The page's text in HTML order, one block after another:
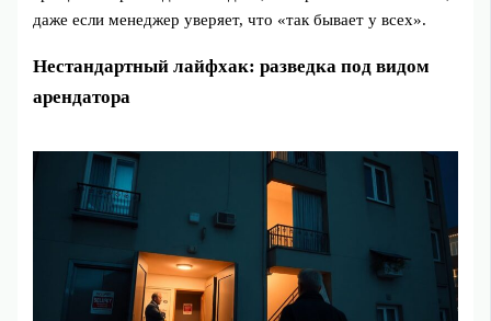
даже если менеджер уверяет, что «так бывает у всех».
Нестандартный лайфхак: разведка под видом
арендатора